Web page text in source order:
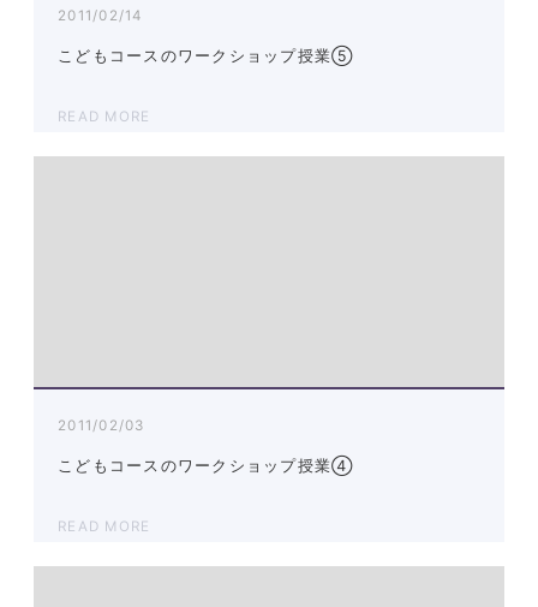
2011/02/14
こどもコースのワークショップ授業⑤
READ MORE
2011/02/03
こどもコースのワークショップ授業④
READ MORE